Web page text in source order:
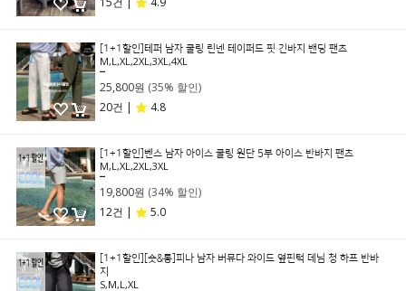
[1+1할인]테퍼 남자 쿨링 린넨 테이퍼드 핏 긴바지 밴딩 팬츠
M,L,XL,2XL,3XL,4XL
25,800원 (35% 할인)
20건 |
4.8
[1+1할인]벤스 남자 아이스 쿨링 원단 5부 아이스 반바지 팬츠
M,L,XL,2XL,3XL
19,800원 (34% 할인)
12건 |
5.0
[1+1할인][숏&롱]피나 남자 버뮤다 와이드 옆핀턱 데님 청 하프 반바
지
S,M,L,XL